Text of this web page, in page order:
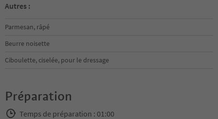
Autres :
Parmesan, râpé
Beurre noisette
Ciboulette, ciselée, pour le dressage
Préparation
Temps de préparation : 01:00